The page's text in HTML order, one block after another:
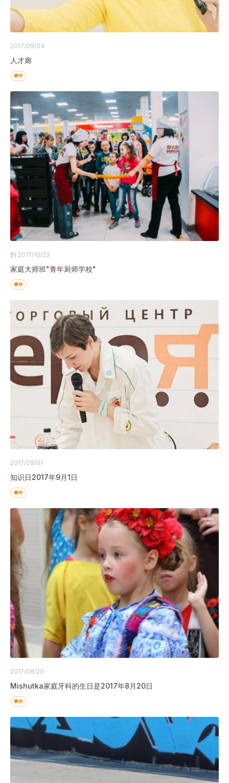
2017/09/04
人才廊
事件
到 2017/10/23
家庭大师班"青年厨师学校"
事件
2017/09/01
知识日2017年9月1日
事件
2017/08/20
Mishutka家庭牙科的生日是2017年8月20日
事件